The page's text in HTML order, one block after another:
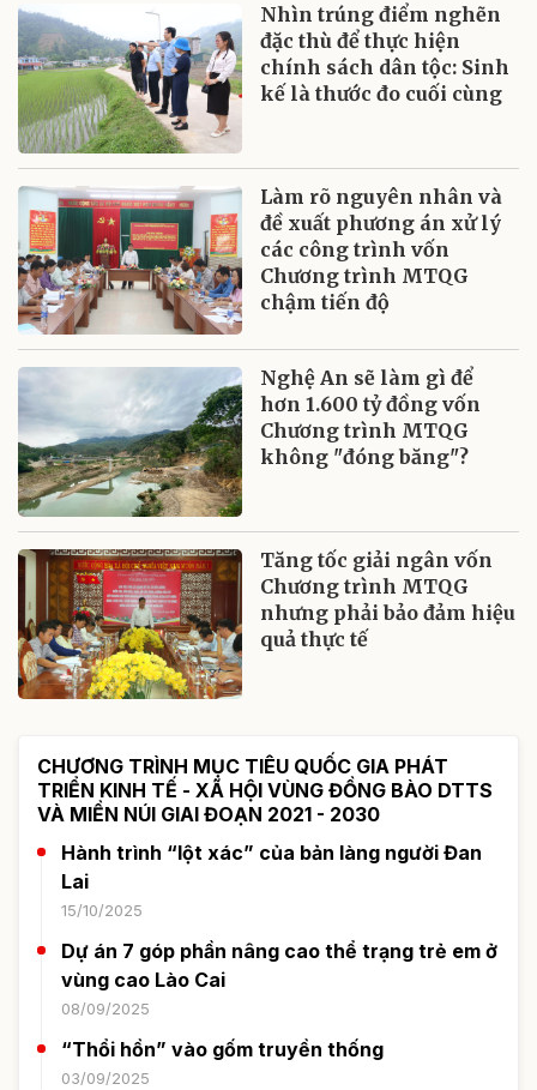
Nhìn trúng điểm nghẽn
đặc thù để thực hiện
chính sách dân tộc: Sinh
kế là thước đo cuối cùng
Làm rõ nguyên nhân và
đề xuất phương án xử lý
các công trình vốn
Chương trình MTQG
chậm tiến độ
Nghệ An sẽ làm gì để
hơn 1.600 tỷ đồng vốn
Chương trình MTQG
không "đóng băng"?
Tăng tốc giải ngân vốn
Chương trình MTQG
nhưng phải bảo đảm hiệu
quả thực tế
CHƯƠNG TRÌNH MỤC TIÊU QUỐC GIA PHÁT
TRIỂN KINH TẾ - XÃ HỘI VÙNG ĐỒNG BÀO DTTS
VÀ MIỀN NÚI GIAI ĐOẠN 2021 - 2030
Hành trình “lột xác” của bản làng người Đan
Lai
15/10/2025
Dự án 7 góp phần nâng cao thể trạng trẻ em ở
vùng cao Lào Cai
08/09/2025
“Thổi hồn” vào gốm truyền thống
03/09/2025